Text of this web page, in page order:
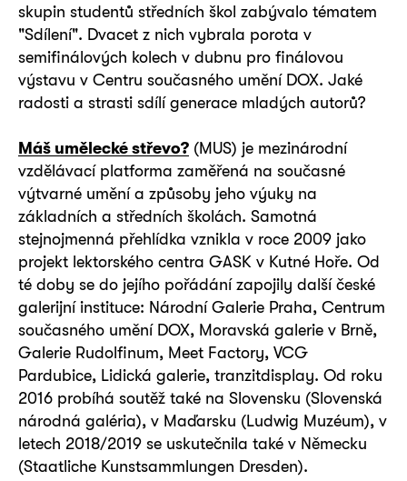
skupin studentů středních škol zabývalo tématem
"Sdílení". Dvacet z nich vybrala porota v
semifinálových kolech v dubnu pro finálovou
výstavu v Centru současného umění DOX. Jaké
radosti a strasti sdílí generace mladých autorů?
Máš umělecké střevo? (MUS) je mezinárodní
vzdělávací platforma zaměřená na současné
výtvarné umění a způsoby jeho výuky na
základních a středních školách. Samotná
stejnojmenná přehlídka vznikla v roce 2009 jako
projekt lektorského centra GASK v Kutné Hoře. Od
té doby se do jejího pořádání zapojily další české
galerijní instituce: Národní Galerie Praha, Centrum
současného umění DOX, Moravská galerie v Brně,
Galerie Rudolfinum, Meet Factory, VCG
Pardubice, Lidická galerie, tranzitdisplay. Od roku
2016 probíhá soutěž také na Slovensku (Slovenská
národná galéria), v Maďarsku (Ludwig Muzéum), v
letech 2018/2019 se uskutečnila také v Německu
(Staatliche Kunstsammlungen Dresden).